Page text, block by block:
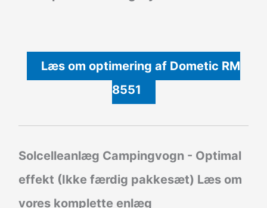
Læs om optimering af Dometic RM
8551
Solcelleanlæg Campingvogn - Optimal
effekt (Ikke færdig pakkesæt) Læs om
vores komplette enlæg